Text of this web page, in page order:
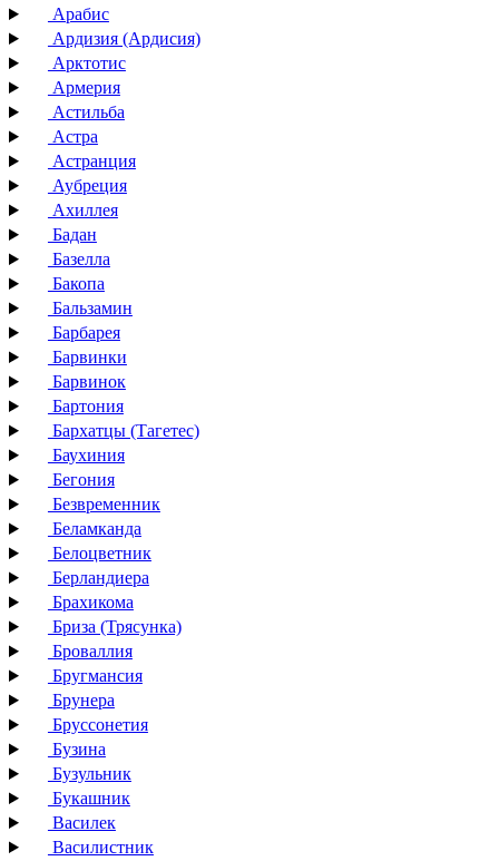
Арабис
Ардизия (Ардисия)
Арктотис
Армерия
Астильба
Астра
Астранция
Аубреция
Ахиллея
Бадан
Базелла
Бакопа
Бальзамин
Барбарея
Барвинки
Барвинок
Бартония
Бархатцы (Тагетес)
Баухиния
Бегония
Безвременник
Беламканда
Белоцветник
Берландиера
Брахикома
Бриза (Трясунка)
Броваллия
Бругмансия
Брунера
Бруссонетия
Бузина
Бузульник
Букашник
Василек
Василистник